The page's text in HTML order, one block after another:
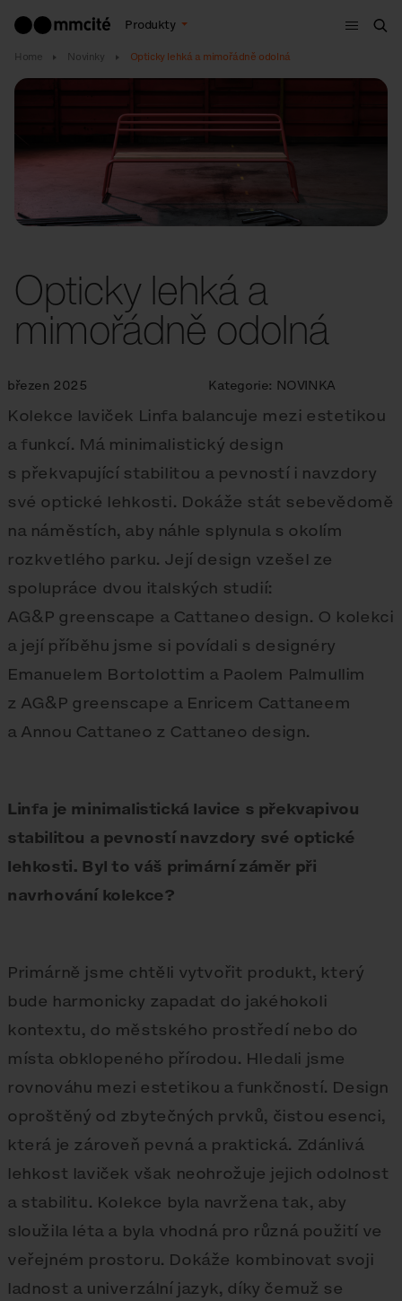
Produkty
Menu
Home Novinky Opticky lehká a mimořádně odolná
Opticky lehká a
mimořádně odolná
březen 2025 Kategorie: NOVINKA
Kolekce laviček Linfa balancuje mezi estetikou
a funkcí. Má minimalistický design
s překvapující stabilitou a pevností i navzdory
své optické lehkosti. Dokáže stát sebevědomě
na náměstích, aby náhle splynula s okolím
rozkvetlého parku. Její design vzešel ze
spolupráce dvou italských studií:
AG&P greenscape a Cattaneo design. O kolekci
a její příběhu jsme si povídali s designéry
Emanuelem Bortolottim a Paolem Palmullim
z AG&P greenscape a Enricem Cattaneem
a Annou Cattaneo z Cattaneo design.
Linfa je minimalistická lavice s překvapivou
stabilitou a pevností navzdory své optické
lehkosti. Byl to váš primární záměr při
navrhování kolekce?
Primárně jsme chtěli vytvořit produkt, který
bude harmonicky zapadat do jakéhokoli
kontextu, do městského prostředí nebo do
místa obklopeného přírodou. Hledali jsme
rovnováhu mezi estetikou a funkčností. Design
oproštěný od zbytečných prvků, čistou esenci,
která je zároveň pevná a praktická. Zdánlivá
lehkost laviček však neohrožuje jejich odolnost
a stabilitu. Kolekce byla navržena tak, aby
sloužila léta a byla vhodná pro různá použití ve
veřejném prostoru. Dokáže kombinovat svoji
ladnost a univerzální jazyk, díky čemuž se